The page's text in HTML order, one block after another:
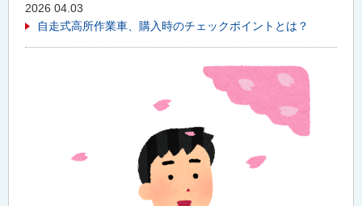
2026 04.03
自走式高所作業車、購入時のチェックポイントとは？